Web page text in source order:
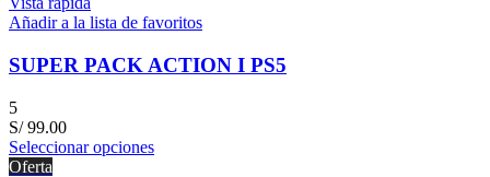
Añadir a la lista de favoritos
SUPER PACK ACTION I PS5
5
S/99.00
Seleccionar opciones
Oferta